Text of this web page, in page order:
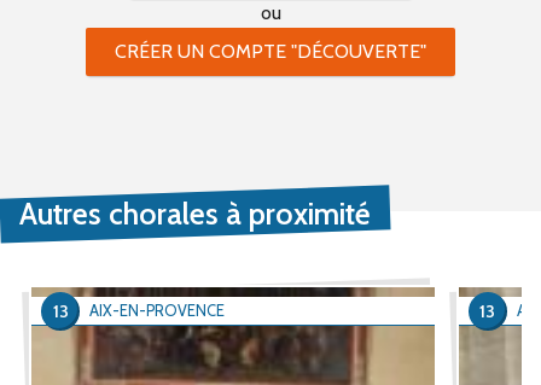
ou
CRÉER UN COMPTE "DÉCOUVERTE"
Autres chorales à proximité
AIX-EN-PROVENCE
13 13